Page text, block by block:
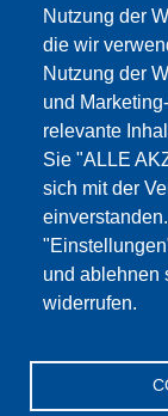
Nutzung der
die wir
Nutzung der
und
relevante
Sie "ALLE
sich mit der
und ablehnen
widerrufen.
Dieser
NUR